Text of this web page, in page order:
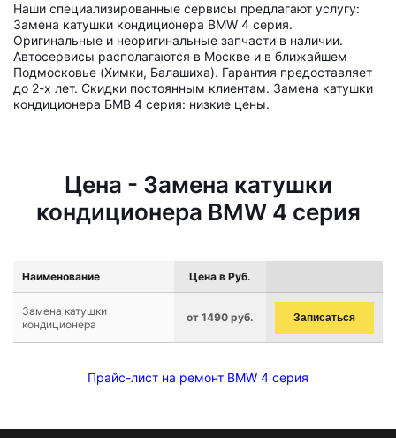
Наши специализированные сервисы предлагают услугу:
Замена катушки кондиционера BMW 4 серия.
Оригинальные и неоригинальные запчасти в наличии.
Автосервисы располагаются в Москве и в ближайшем
Подмосковье (Химки, Балашиха). Гарантия предоставляет
до 2-х лет. Скидки постоянным клиентам. Замена катушки
кондиционера БМВ 4 серия: низкие цены.
Цена - Замена катушки
кондиционера BMW 4 серия
Наименование Цена в Руб.
Замена катушки
кондиционера
от 1490 руб. Записаться
Прайс-лист на ремонт BMW 4 серия